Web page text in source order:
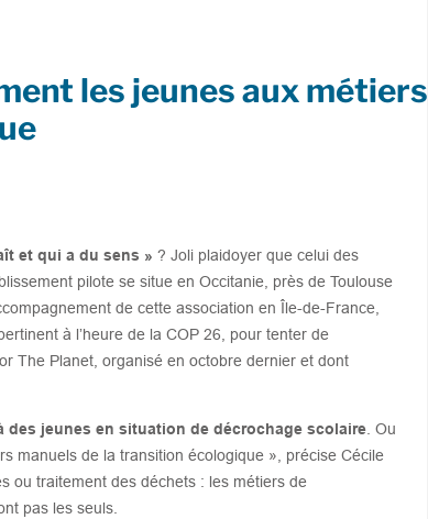
les jeunes aux métiers
et qui a du sens » ? Joli plaidoyer que celui des
pilote se situe en Occitanie, près de Toulouse
de cette association en Île-de-France,
à l’heure de la COP 26, pour tenter de
The Planet, organisé en octobre dernier et dont
des jeunes en situation de décrochage scolaire. Ou
manuels de la transition écologique », précise Cécile
ou traitement des déchets : les métiers de
pas les seuls.